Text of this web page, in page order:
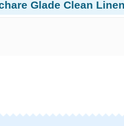
Glade Clean Linen